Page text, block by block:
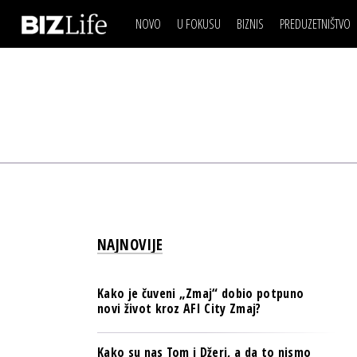
NOVO U FOKUSU BIZNIS
ESG & ENERGY
PULS REGIONA
NOVO NA RAFU
PREDUZETNIŠTVO
IZJAVA DANABIZNIS SCENA
NAJNOVIJE
Kako je čuveni „Zmaj“ dobio potpuno
novi život kroz AFI City Zmaj?
Kako su nas Tom i Džeri, a da to nismo